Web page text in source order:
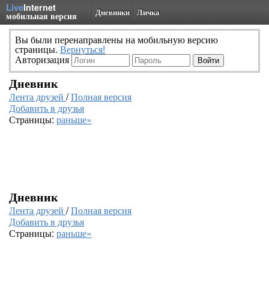
LiveInternet
мобильная версия Дневники Личка
Вы были перенаправлены на мобильную версию
страницы. Вернуться!
Авторизация
Дневник
Лента друзей /Полная версия
Добавить в друзья
Страницы: раньше»
Дневник
Лента друзей /Полная версия
Добавить в друзья
Страницы: раньше»